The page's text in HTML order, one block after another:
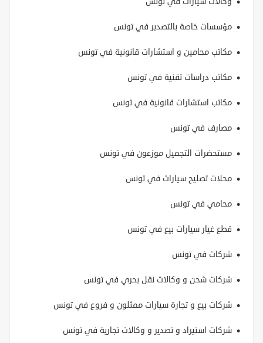
مؤسسات خاصة بالتصدير في تونس
مكاتب محامين و استشارات قانونية في تونس
مكاتب دراسات تقنية في تونس
مكاتب استشارات قانونية في تونس
مصارف في تونس
مستحضرات التجميل موزعون في تونس
محلات تصليح سيارات في تونس
محامي في تونس
قطع غيار سيارات بيع في تونس
شركات في تونس
شركات شحن و وكالات نقل بحري في تونس
شركات بيع و تجارة سيارات ممثلون و فروع في تونس
شركات استيراد و تصدير و وكالات تجارية في تونس